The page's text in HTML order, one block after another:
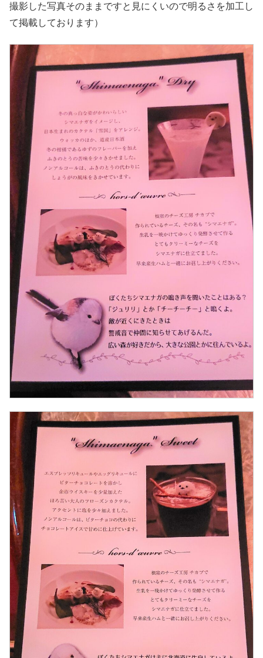
撮影した写真そのままですと見にくいので明るさを加工し
て掲載しております）